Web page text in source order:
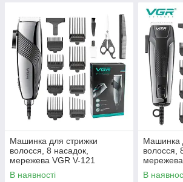
Машинка для стрижки
волосся, 8 насадок,
мережева VGR V-121
В наявності
Машинка
волосся,
В